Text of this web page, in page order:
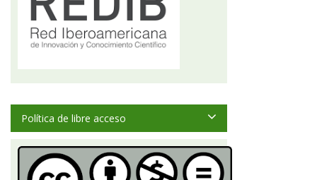
Política de libre acceso